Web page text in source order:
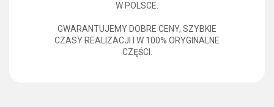
W POLSCE.
GWARANTUJEMY DOBRE CENY, SZYBKIE
CZASY REALIZACJI I W 100% ORYGINALNE
CZĘŚCI.